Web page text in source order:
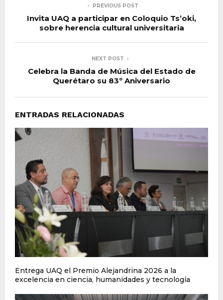
PREVIOUS POST
Invita UAQ a participar en Coloquio Ts’oki,
sobre herencia cultural universitaria
NEXT POST
Celebra la Banda de Música del Estado de
Querétaro su 83º Aniversario
ENTRADAS RELACIONADAS
Entrega UAQ el Premio Alejandrina 2026 a la
excelencia en ciencia, humanidades y tecnología